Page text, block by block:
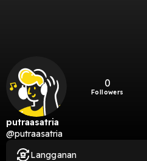
0
Followers
putraasatria
@putraasatria
Langganan